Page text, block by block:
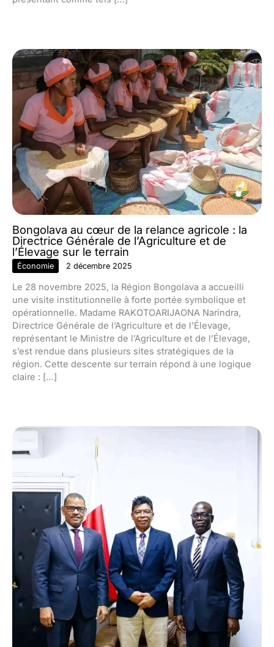
Bongolava au cœur de la relance agricole : la
Directrice Générale de l’Agriculture et de
l’Élevage sur le terrain
Économie 2 décembre 2025
Le 28 novembre 2025, la Région Bongolava a accueilli
une visite institutionnelle à forte portée symbolique et
opérationnelle. Madame RAKOTOARIJAONA Narindra,
Directrice Générale de l’Agriculture et de l’Élevage,
représentant le Ministre de l’Agriculture et de l’Élevage,
s’est rendue dans plusieurs sites stratégiques de la
région. Cette descente sur terrain répond à une logique
claire : […]